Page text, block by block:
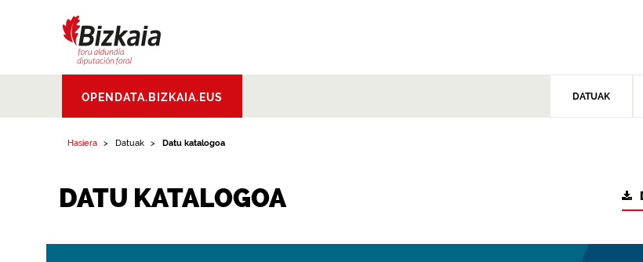
Aldundia.Diputacion
Foral de Bizkaia
OPENDATA.BIZKAIA.EUS DATUAK
Hasiera Datuak Datu katalogoa
DATU KATALOGOA